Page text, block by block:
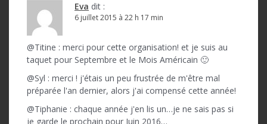
Eva dit :
6 juillet 2015 à 22 h 17 min
@Titine : merci pour cette organisation! et je suis au
taquet pour Septembre et le Mois Américain 🙂
@Syl : merci ! j'étais un peu frustrée de m'être mal
préparée l'an dernier, alors j'ai compensé cette année!
@Tiphanie : chaque année j'en lis un…je ne sais pas si
je garde le prochain pour Juin 2016…